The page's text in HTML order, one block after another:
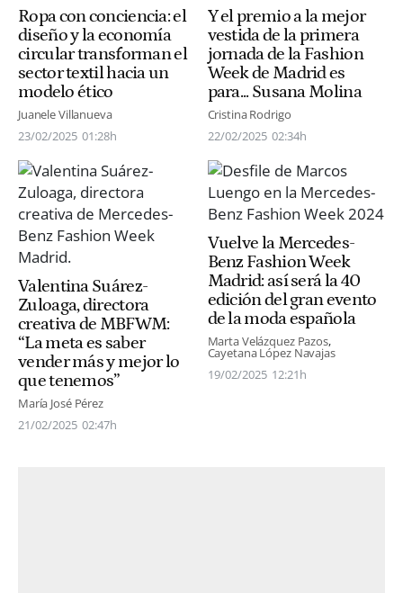
Ropa con conciencia: el
diseño y la economía
circular transforman el
sector textil hacia un
modelo ético
Juanele Villanueva
23/02/2025 01:28h
Y el premio a la mejor
vestida de la primera
jornada de la Fashion
Week de Madrid es
para... Susana Molina
Cristina Rodrigo
22/02/2025 02:34h
Valentina Suárez-
Zuloaga, directora
creativa de MBFWM:
“La meta es saber
vender más y mejor lo
que tenemos”
María José Pérez
21/02/2025 02:47h
Vuelve la Mercedes-
Benz Fashion Week
Madrid: así será la 40
edición del gran evento
de la moda española
Marta Velázquez Pazos
Cayetana López Navajas
19/02/2025 12:21h